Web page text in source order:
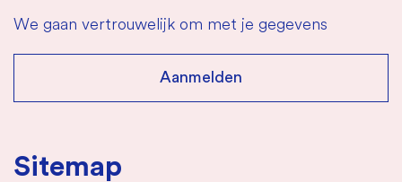
We gaan vertrouwelijk om met je gegevens
Sitemap